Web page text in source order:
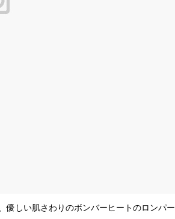
優しい肌さわりのボンバーヒートのロンパー